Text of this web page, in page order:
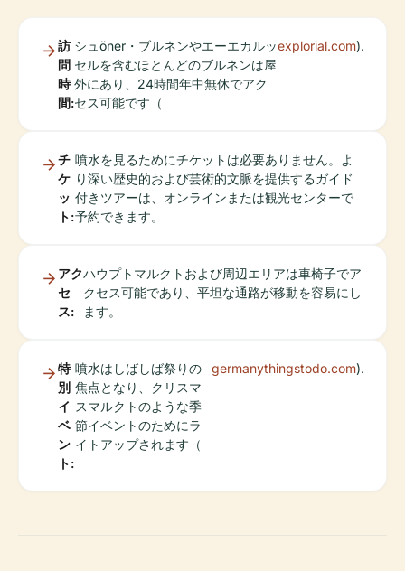
訪
問
時
間:
シュöner・ブルネンやエーエカルッ
セルを含むほとんどのブルネンは屋
外にあり、24時間年中無休でアク
セス可能です（
explorial.com).
チ
ケ
ッ
ト:
噴水を見るためにチケットは必要ありません。よ
り深い歴史的および芸術的文脈を提供するガイド
付きツアーは、オンラインまたは観光センターで
予約できます。
アク
セ
ス:
ハウプトマルクトおよび周辺エリアは車椅子でア
クセス可能であり、平坦な通路が移動を容易にし
ます。
特
別
イ
ベ
ン
ト:
噴水はしばしば祭りの
焦点となり、クリスマ
スマルクトのような季
節イベントのためにラ
イトアップされます（
germanythingstodo.com).